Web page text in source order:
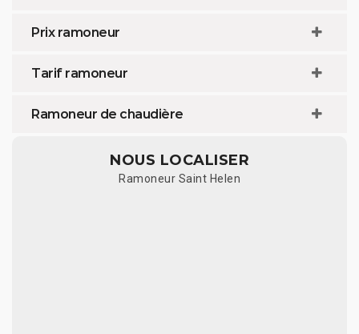
Prix ramoneur
Tarif ramoneur
Ramoneur de chaudière
NOUS LOCALISER
Ramoneur Saint Helen